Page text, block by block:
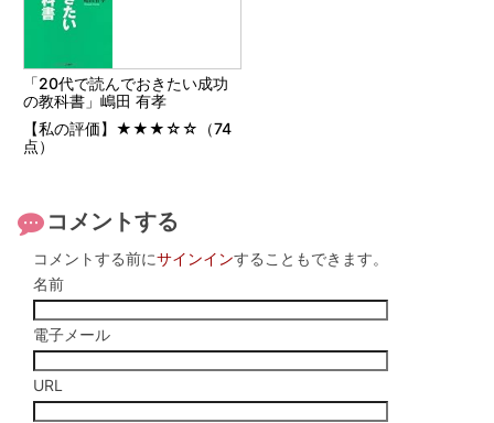
「20代で読んでおきたい成功
の教科書」嶋田 有孝
【私の評価】★★★☆☆（74
点）
コメントする
コメントする前にサインインすることもできます。
名前
電子メール
URL